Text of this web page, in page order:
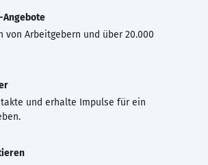
Angebote
von Arbeitgebern und über 20.000
und erhalte Impulse für ein